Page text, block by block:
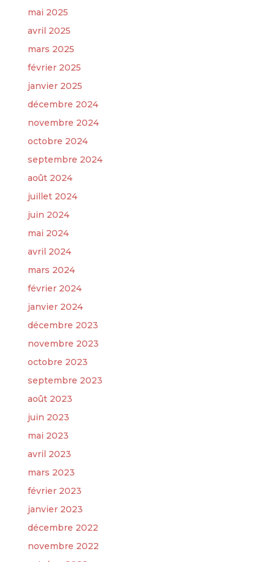
mai 2025
avril 2025
mars 2025
février 2025
janvier 2025
décembre 2024
novembre 2024
octobre 2024
septembre 2024
août 2024
juillet 2024
juin 2024
mai 2024
avril 2024
mars 2024
février 2024
janvier 2024
décembre 2023
novembre 2023
octobre 2023
septembre 2023
août 2023
juin 2023
mai 2023
avril 2023
mars 2023
février 2023
janvier 2023
décembre 2022
novembre 2022